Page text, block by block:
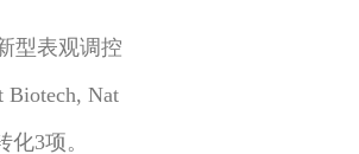
型表观调控
Nat
3项。